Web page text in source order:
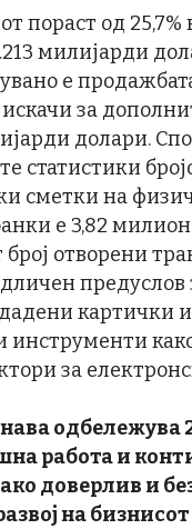
пораст од 25,7%
милијарди
е
искачи за
долари.
статистики
сметки на
е 3,82
отворени
предуслов
картички
инструменти
за
одбележува
работа и
доверлив и
на